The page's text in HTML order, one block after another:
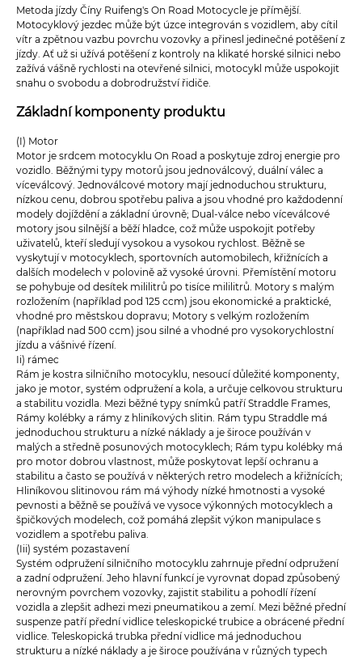
Metoda jízdy Číny Ruifeng's On Road Motocycle je přímější.
Motocyklový jezdec může být úzce integrován s vozidlem, aby cítil
vítr a zpětnou vazbu povrchu vozovky a přinesl jedinečné potěšení z
jízdy. Ať už si užívá potěšení z kontroly na klikaté horské silnici nebo
zažívá vášně rychlosti na otevřené silnici, motocykl může uspokojit
snahu o svobodu a dobrodružství řidiče.
Základní komponenty produktu
(I) Motor
Motor je srdcem motocyklu On Road a poskytuje zdroj energie pro
vozidlo. Běžnými typy motorů jsou jednoválcový, duální válec a
víceválcový. Jednoválcové motory mají jednoduchou strukturu,
nízkou cenu, dobrou spotřebu paliva a jsou vhodné pro každodenní
modely dojíždění a základní úrovně; Dual-válce nebo víceválcové
motory jsou silnější a běží hladce, což může uspokojit potřeby
uživatelů, kteří sledují vysokou a vysokou rychlost. Běžně se
vyskytují v motocyklech, sportovních automobilech, křižnících a
dalších modelech v polovině až vysoké úrovni. Přemístění motoru
se pohybuje od desítek mililitrů po tisíce mililitrů. Motory s malým
rozložením (například pod 125 ccm) jsou ekonomické a praktické,
vhodné pro městskou dopravu; Motory s velkým rozložením
(například nad 500 ccm) jsou silné a vhodné pro vysokorychlostní
jízdu a vášnivé řízení.
Ii) rámec
Rám je kostra silničního motocyklu, nesoucí důležité komponenty,
jako je motor, systém odpružení a kola, a určuje celkovou strukturu
a stabilitu vozidla. Mezi běžné typy snímků patří Straddle Frames,
Rámy kolébky a rámy z hliníkových slitin. Rám typu Straddle má
jednoduchou strukturu a nízké náklady a je široce používán v
malých a středně posunových motocyklech; Rám typu kolébky má
pro motor dobrou vlastnost, může poskytovat lepší ochranu a
stabilitu a často se používá v některých retro modelech a křižnících;
Hliníkovou slitinovou rám má výhody nízké hmotnosti a vysoké
pevnosti a běžně se používá ve vysoce výkonných motocyklech a
špičkových modelech, což pomáhá zlepšit výkon manipulace s
vozidlem a spotřebu paliva.
(Iii) systém pozastavení
Systém odpružení silničního motocyklu zahrnuje přední odpružení
a zadní odpružení. Jeho hlavní funkcí je vyrovnat dopad způsobený
nerovným povrchem vozovky, zajistit stabilitu a pohodlí řízení
vozidla a zlepšit adhezi mezi pneumatikou a zemí. Mezi běžné přední
suspenze patří přední vidlice teleskopické trubice a obrácené přední
vidlice. Teleskopická trubka přední vidlice má jednoduchou
strukturu a nízké náklady a je široce používána v různých typech